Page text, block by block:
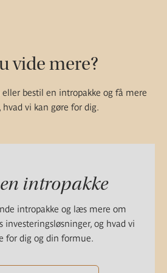
vide mere?
eller bestil en intropakke og få mere
hvad vi kan gøre for dig.
intropakke
intropakke og læs mere om
investeringsløsninger, og hvad vi
for dig og din formue.